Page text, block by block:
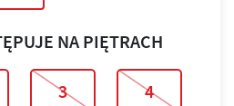
NA PIĘTRACH
3 4